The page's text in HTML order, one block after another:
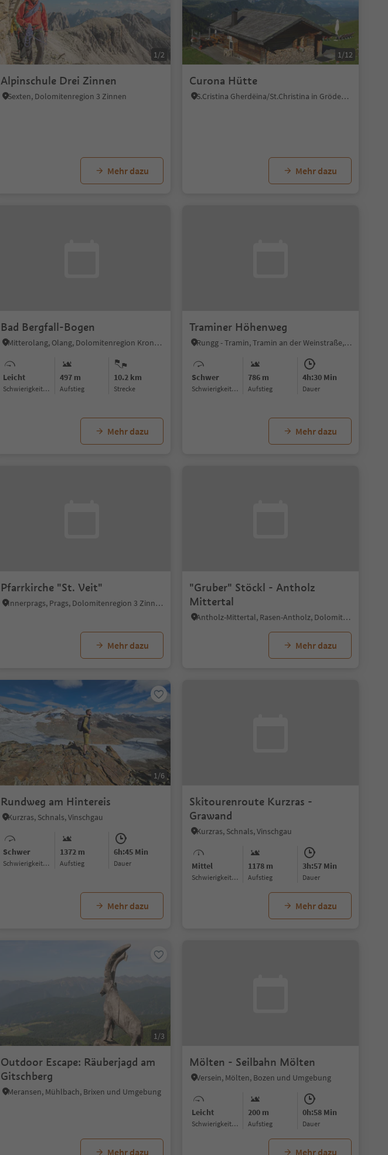
1/2
Alpinschule Drei Zinnen
Sexten, Dolomitenregion 3 Zinnen
Mehr dazu
1/12
Curona Hütte
S.Cristina Gherdëina/St.Christina in Gröden, St.Christina in Gröden, Dolomitenregion Gröden
Mehr dazu
Bad Bergfall-Bogen
Mitterolang, Olang, Dolomitenregion Kronplatz
Leicht
Schwierigkeitsgrad
497 m
Aufstieg
10.2 km
Strecke
Mehr dazu
Traminer Höhenweg
Rungg - Tramin, Tramin an der Weinstraße, Südtiroler Weinstraße
Schwer
Schwierigkeitsgrad
786 m
Aufstieg
4h:30 Min
Dauer
Mehr dazu
Pfarrkirche "St. Veit"
Innerprags, Prags, Dolomitenregion 3 Zinnen
Mehr dazu
"Gruber" Stöckl - Antholz
Mittertal
Antholz-Mittertal, Rasen-Antholz, Dolomitenregion Kronplatz
Mehr dazu
1/6
Rundweg am Hintereis
Kurzras, Schnals, Vinschgau
Schwer
Schwierigkeitsgrad
1372 m
Aufstieg
6h:45 Min
Dauer
Mehr dazu
Skitourenroute Kurzras -
Grawand
Kurzras, Schnals, Vinschgau
Mittel
Schwierigkeitsgrad
1178 m
Aufstieg
3h:57 Min
Dauer
Mehr dazu
1/3
Outdoor Escape: Räuberjagd am
Gitschberg
Meransen, Mühlbach, Brixen und Umgebung
Mehr dazu
Mölten - Seilbahn Mölten
Versein, Mölten, Bozen und Umgebung
Leicht
Schwierigkeitsgrad
200 m
Aufstieg
0h:58 Min
Dauer
Mehr dazu